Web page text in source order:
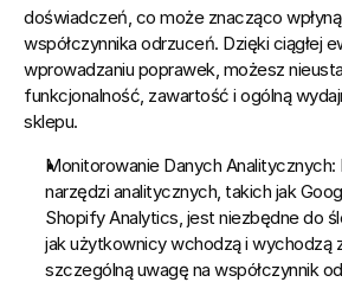
doświadczeń, co może znacząco
współczynnika odrzuceń. Dzięki ciągłej
wprowadzaniu poprawek, możesz
funkcjonalność, zawartość i ogólną
sklepu.
Monitorowanie Danych Analitycznych:
narzędzi analitycznych, takich jak
Shopify Analytics, jest niezbędne do
jak użytkownicy wchodzą i wychodzą
szczególną uwagę na współczynnik